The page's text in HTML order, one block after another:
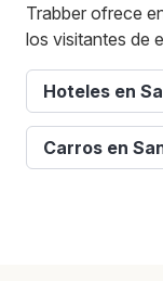
Trabber ofrece
los visitantes de
Hoteles en
Carros en